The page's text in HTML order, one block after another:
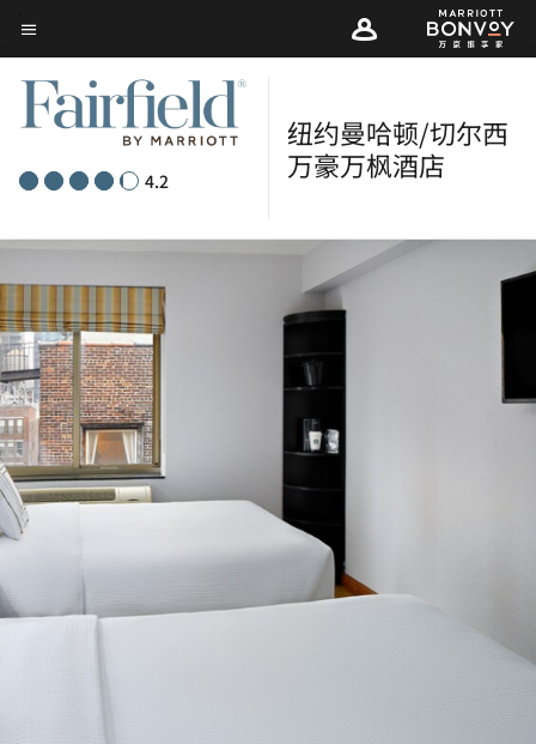
Skip
to
main
content
菜单文本
4.2
纽约曼哈顿/切尔西
万豪万枫酒店